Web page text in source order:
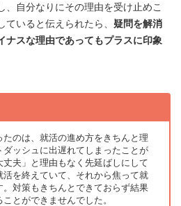
、自分なりにその理由を受け止めこ
いると伝えられたら、 疑問を解消
ナスな理由であってもプラスに印象
のは、就活の進め方をきちんと理
ッシュに出遅れてしまったことが
夫」と理由もなく先延ばしにして
を終えていて、それから焦って就
対策もきちんとできておらず結果
とができませんでした。